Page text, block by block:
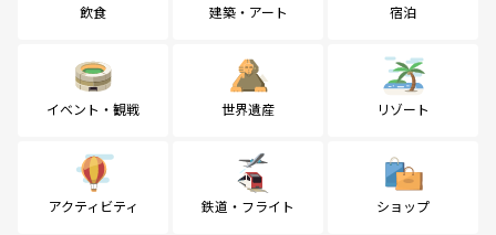
飲食 建築・アート 宿泊
イベント・観戦 世界遺産 リゾート
アクティビティ 鉄道・フライト ショップ